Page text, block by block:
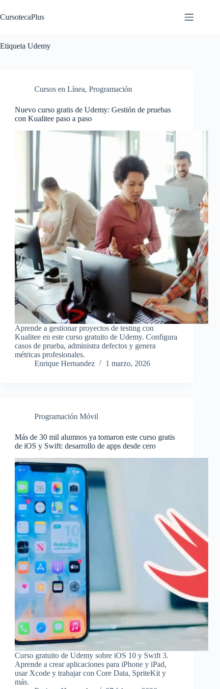
al
contenido
CursotecaPlus
Etiqueta Udemy
Cursos en Línea, Programación
Nuevo curso gratis de Udemy: Gestión de pruebas
con Kualitee paso a paso
Aprende a gestionar proyectos de testing con
Kualitee en este curso gratuito de Udemy. Configura
casos de prueba, administra defectos y genera
métricas profesionales.
Enrique Hernandez
1 marzo, 2026
Programación Móvil
Más de 30 mil alumnos ya tomaron este curso gratis
de iOS y Swift: desarrollo de apps desde cero
Curso gratuito de Udemy sobre iOS 10 y Swift 3.
Aprende a crear aplicaciones para iPhone y iPad,
usar Xcode y trabajar con Core Data, SpriteKit y
más.